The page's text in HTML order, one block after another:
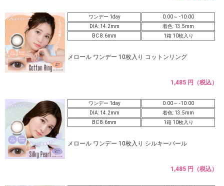
ワンデー 1day
0.00～ -10.00
DIA: 14.2mm
着色: 13.5mm
BC 8.6mm
1箱 10枚入り
メロール ワンデー 10枚入り コットンリング
1,485 円（税込）
ワンデー 1day
0.00～ -10.00
DIA: 14.2mm
着色: 13.5mm
BC 8.6mm
1箱 10枚入り
メロール ワンデー 10枚入り シルキーパール
1,485 円（税込）